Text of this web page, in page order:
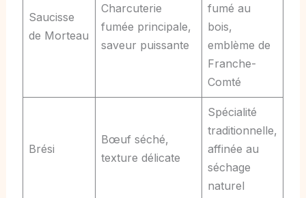
Saucisse
de Morteau
Charcuterie
fumée principale,
saveur puissante
fumé au
bois,
emblème de
Franche-
Comté
Brési
Bœuf séché,
texture délicate
Spécialité
traditionnelle,
affinée au
séchage
naturel